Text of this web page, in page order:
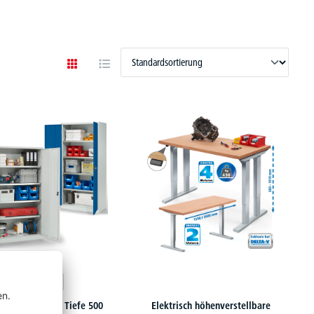
Tiefe 500 Elektrisch höhenverstellbare